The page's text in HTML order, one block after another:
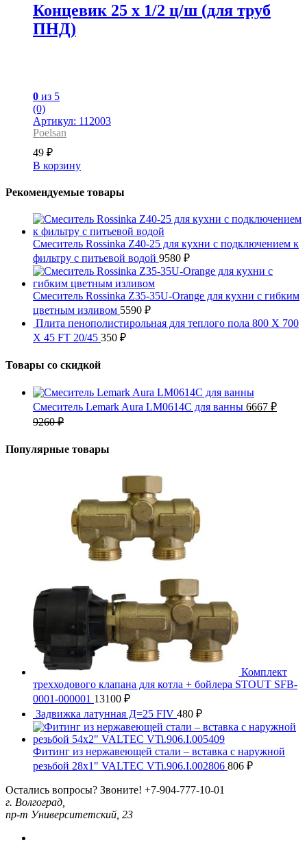
Концевик 25 x 1/2 ц/ш (для труб
ПНД)
0 из 5
(0)
Артикул: 112003
Poelsan
49 ₽
В корзину
Рекомендуемые товары
Смеситель Rossinka Z40-25 для кухни с подключением к
фильтру с питьевой водой 9580 ₽
Смеситель Rossinka Z35-35U-Orange для кухни с гибким
цветным изливом 5590 ₽
Плита пенополистирольная для теплого пола 800 X 700
X 45 FT 20/45 350 ₽
Товары со скидкой
Смеситель Lemark Aura LM0614C для ванны 6667 ₽
9260₽
Популярные товары
Комплект
трехходового клапана для котла + бойлера STOUT SFB-
0001-000001 13100 ₽
Задвижка латунная Д=25 FIV 480 ₽
Фитинг из нержавеющей стали – вставка с наружной
резьбой 28х1" VALTEC VTi.906.I.002806 806 ₽
Остались вопросы? Звоните! +7-904-777-10-01
г. Волгоград,
пр-т Университетский, 23